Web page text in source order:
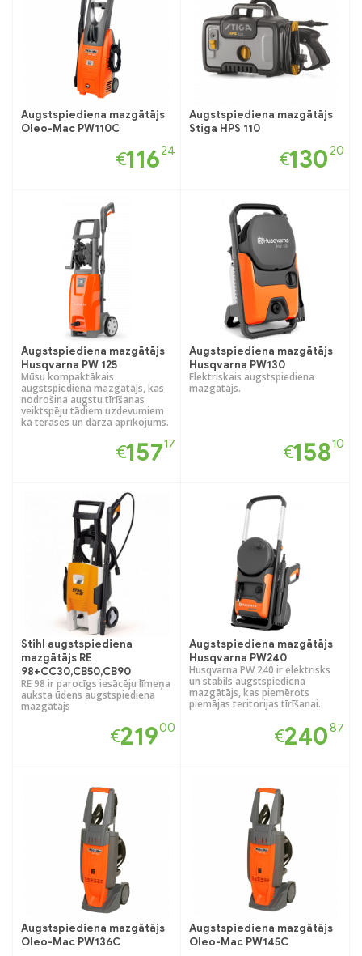
Augstspiediena mazgātājs
Oleo-Mac PW110C
€11624
Augstspiediena mazgātājs
Stiga HPS 110
€130 20
Augstspiediena mazgātājs
Husqvarna PW 125
Mūsu kompaktākais
augstspiediena mazgātājs, kas
nodrošina augstu tīrīšanas
veiktspēju tādiem uzdevumiem
kā terases un dārza aprīkojums.
€15717
Augstspiediena mazgātājs
Husqvarna PW130
Elektriskais augstspiediena
mazgātājs.
€15810
Stihl augstspiediena
mazgātājs RE
98+CC30,CB50,CB90
RE 98 ir parocīgs iesācēju līmeņa
auksta ūdens augstspiediena
mazgātājs
€21900
Augstspiediena mazgātājs
Husqvarna PW240
Husqvarna PW 240 ir elektrisks
un stabils augstspiediena
mazgātājs, kas piemērots
piemājas teritorijas tīrīšanai.
€24087
Augstspiediena mazgātājs
Oleo-Mac PW136C
Augstspiediena mazgātājs
Oleo-Mac PW145C